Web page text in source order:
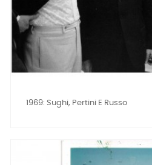
1969: Sughi, Pertini E Russo